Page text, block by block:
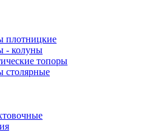
плотницкие
- колуны
топоры
столярные